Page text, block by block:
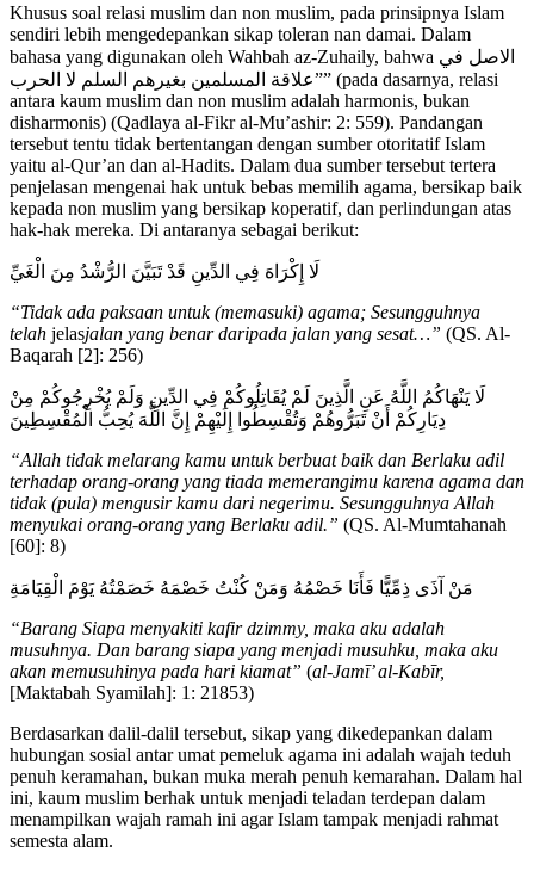
Khusus soal relasi muslim dan non muslim, pada prinsipnya Islam
sendiri lebih mengedepankan sikap toleran nan damai. Dalam
bahasa yang digunakan oleh Wahbah az-Zuhaily, bahwa الاصل في
علاقة المسلمين بغيرهم السلم لا الحرب”” (pada dasarnya, relasi
antara kaum muslim dan non muslim adalah harmonis, bukan
disharmonis) (Qadlaya al-Fikr al-Mu’ashir: 2: 559). Pandangan
tersebut tentu tidak bertentangan dengan sumber otoritatif Islam
yaitu al-Qur’an dan al-Hadits. Dalam dua sumber tersebut tertera
penjelasan mengenai hak untuk bebas memilih agama, bersikap baik
kepada non muslim yang bersikap koperatif, dan perlindungan atas
hak-hak mereka. Di antaranya sebagai berikut:
لَا إِكْرَاهَ فِي الدِّينِ قَدْ تَبَيَّنَ الرُّشْدُ مِنَ الْغَيِّ
“Tidak ada paksaan untuk (memasuki) agama; Sesungguhnya
telah jelasjalan yang benar daripada jalan yang sesat…” (QS. Al-
Baqarah [2]: 256)
لَا يَنْهَاكُمُ اللَّهُ عَنِ الَّذِينَ لَمْ يُقَاتِلُوكُمْ فِي الدِّينِ وَلَمْ يُخْرِجُوكُمْ مِنْ
دِيَارِكُمْ أَنْ تَبَرُّوهُمْ وَتُقْسِطُوا إِلَيْهِمْ إِنَّ اللَّهَ يُحِبُّ الْمُقْسِطِينَ
“Allah tidak melarang kamu untuk berbuat baik dan Berlaku adil
terhadap orang-orang yang tiada memerangimu karena agama dan
tidak (pula) mengusir kamu dari negerimu. Sesungguhnya Allah
menyukai orang-orang yang Berlaku adil.” (QS. Al-Mumtahanah
[60]: 8)
مَنْ آذَى ذِمِّيًّا فَأَنَا خَصْمُهُ وَمَنْ كُنْتُ خَصْمَهُ خَصَمْتُهُ يَوْمَ الْقِيَامَةِ
“Barang Siapa menyakiti kafir dzimmy, maka aku adalah
musuhnya. Dan barang siapa yang menjadi musuhku, maka aku
akan memusuhinya pada hari kiamat” (al-Jamī’ al-Kabīr,
[Maktabah Syamilah]: 1: 21853)
Berdasarkan dalil-dalil tersebut, sikap yang dikedepankan dalam
hubungan sosial antar umat pemeluk agama ini adalah wajah teduh
penuh keramahan, bukan muka merah penuh kemarahan. Dalam hal
ini, kaum muslim berhak untuk menjadi teladan terdepan dalam
menampilkan wajah ramah ini agar Islam tampak menjadi rahmat
semesta alam.